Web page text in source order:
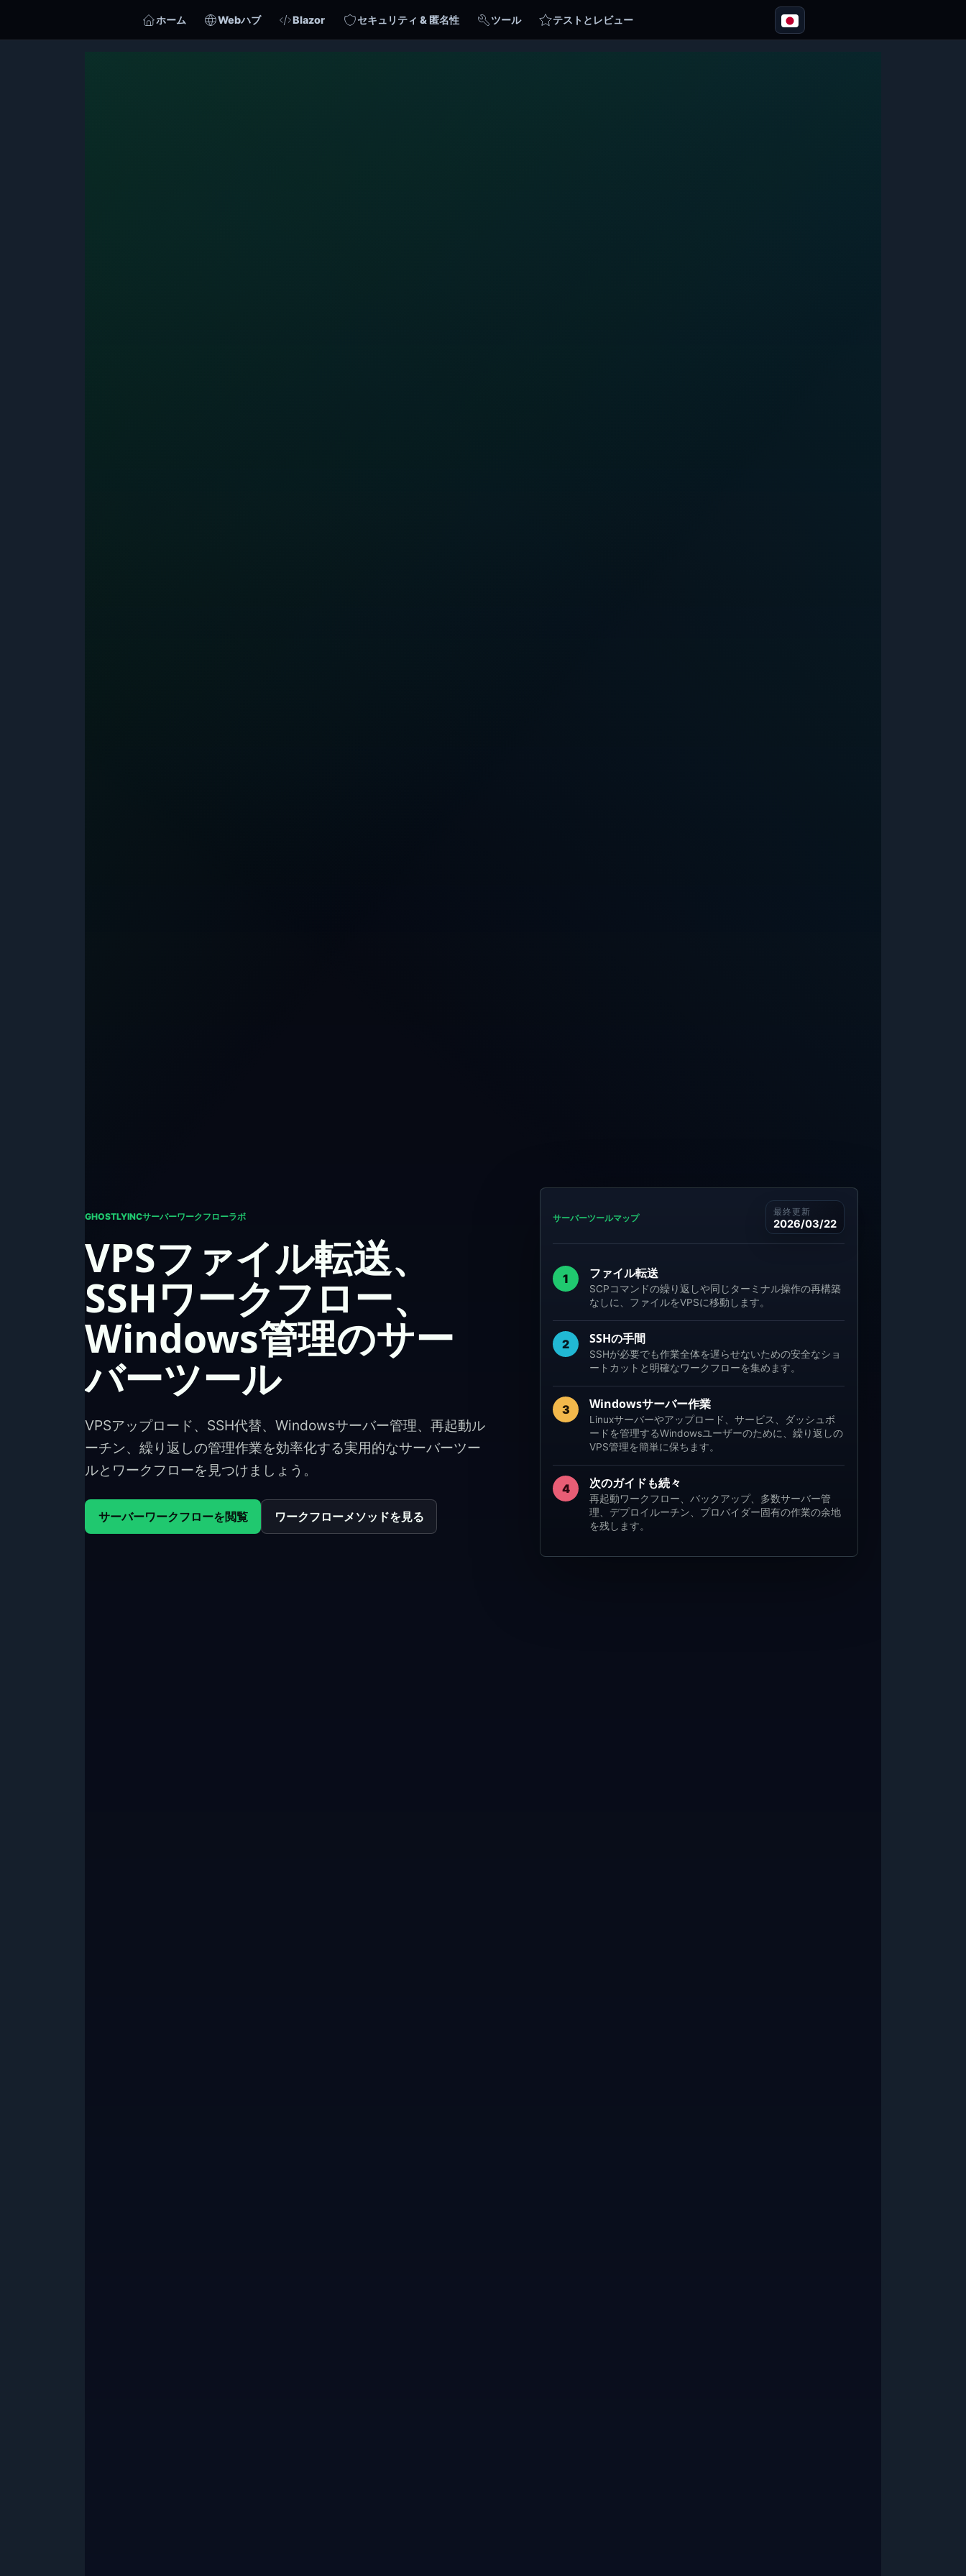
ホーム Webハブ Blazor セキュリティ & 匿名性 ツール テストとレビュー
GHOSTLYINCサーバーワークフローラボ
VPSファイル転送、
SSHワークフロー、
Windows管理のサー
バーツール
VPSアップロード、SSH代替、Windowsサーバー管理、再起動ル
ーチン、繰り返しの管理作業を効率化する実用的なサーバーツー
ルとワークフローを見つけましょう。
サーバーワークフローを閲覧 ワークフローメソッドを見る
サーバーツールマップ
最終更新
2026/03/22
1 ファイル転送
SCPコマンドの繰り返しや同じターミナル操作の再構築
なしに、ファイルをVPSに移動します。
2 SSHの手間
SSHが必要でも作業全体を遅らせないための安全なショ
ートカットと明確なワークフローを集めます。
3 Windowsサーバー作業
Linuxサーバーやアップロード、サービス、ダッシュボ
ードを管理するWindowsユーザーのために、繰り返しの
VPS管理を簡単に保ちます。
4 次のガイドも続々
再起動ワークフロー、バックアップ、多数サーバー管
理、デプロイルーチン、プロバイダー固有の作業の余地
を残します。